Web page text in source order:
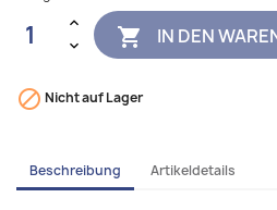
 IN DEN
 Nicht auf Lager
Beschreibung Artikeldetails